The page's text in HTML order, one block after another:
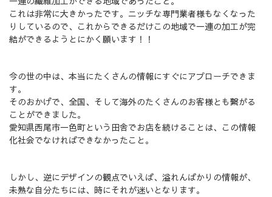
これは非常に大きかったです。ニッチな専門業者様もなくなった
りしているので、これからできるだけこの地域で一連の加工が完
結ができるようとにかく願います！！
今の世の中は、本当にたくさんの情報にすぐにアプローチできま
す。
そのおかげで、全国、そして海外のたくさんのお客様とも繋がる
ことができました。
愛知県西尾市一色町という田舎でお店を続けることは、この情報
化社会でなければできなかったこと。
しかし、逆にデザインの観点でいえば、溢れんばかりの情報が、
未熟な自分たちには、時にそれが迷いとなります。